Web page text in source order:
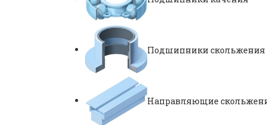
Подшипники скольжения
Направляющие